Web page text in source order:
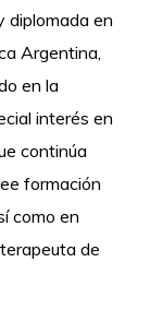
diplomada en
Argentina,
en la
interés en
continúa
formación
como en
de